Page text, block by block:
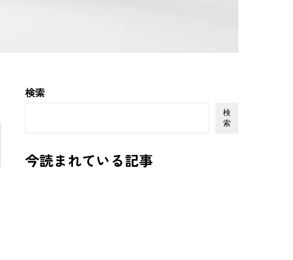
検索
検
索
今読まれている記事